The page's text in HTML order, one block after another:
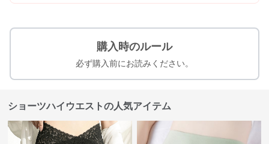
購入時のルール
必ず購入前にお読みください。
ショーツハイウエストの人気アイテム